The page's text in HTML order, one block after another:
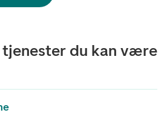
du kan være